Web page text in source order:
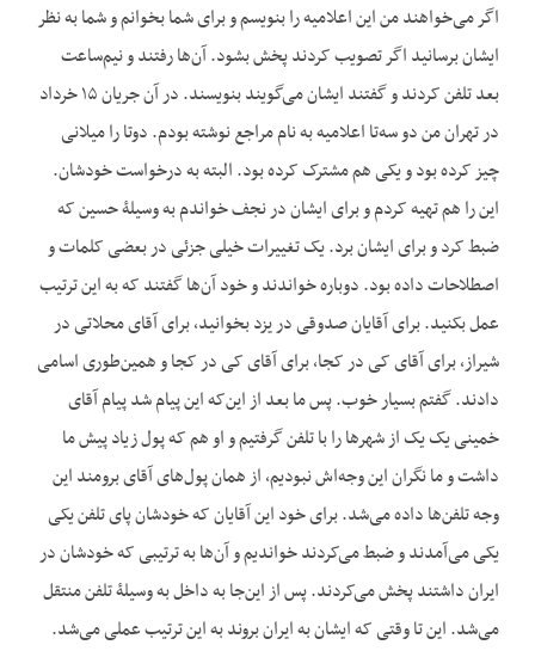
اگر می‌خواهند من این اعلامیه را بنویسم و برای شما بخوانم و شما به نظر
ایشان برسانید اگر تصویب کردند پخش بشود. آن‌ها رفتند و نیم‌ساعت
بعد تلفن کردند و گفتند ایشان می‌گویند بنویسند. در آن جریان ۱۵ خرداد
در تهران من دو سه‌تا اعلامیه به نام مراجع نوشته بودم. دوتا را میلانی
چیز کرده بود و یکی هم مشترک کرده بود. البته به درخواست خودشان.
این را هم تهیه کردم و برای ایشان در نجف خواندم به وسیلۀ حسین که
ضبط کرد و برای ایشان برد. یک تغییرات خیلی جزئی در بعضی کلمات و
اصطلاحات داده بود. دوباره خواندند و خود آن‌ها گفتند که به این ترتیب
عمل بکنید. برای آقایان صدوقی در یزد بخوانید، برای آقای محلاتی در
شیراز، برای آقای کی در کجا، برای آقای کی در کجا و همین‌طوری اسامی
دادند. گفتم بسیار خوب. پس ما بعد از این‌که این پیام شد پیام آقای
خمینی یک یک از شهرها را با تلفن گرفتیم و او هم که پول زیاد پیش ما
داشت و ما نگران این وجه‌اش نبودیم، از همان پول‌های آقای برومند این
وجه تلفن‌ها داده می‌شد. برای خود این آقایان که خودشان پای تلفن یکی
یکی می‌آمدند و ضبط می‌کردند خواندیم و آن‌ها به ترتیبی که خودشان در
ایران داشتند پخش می‌کردند. پس از این‌جا به داخل به ‌وسیلۀ تلفن منتقل
می‌شد. این تا وقتی که ایشان به ایران بروند به این ترتیب عملی می‌شد.